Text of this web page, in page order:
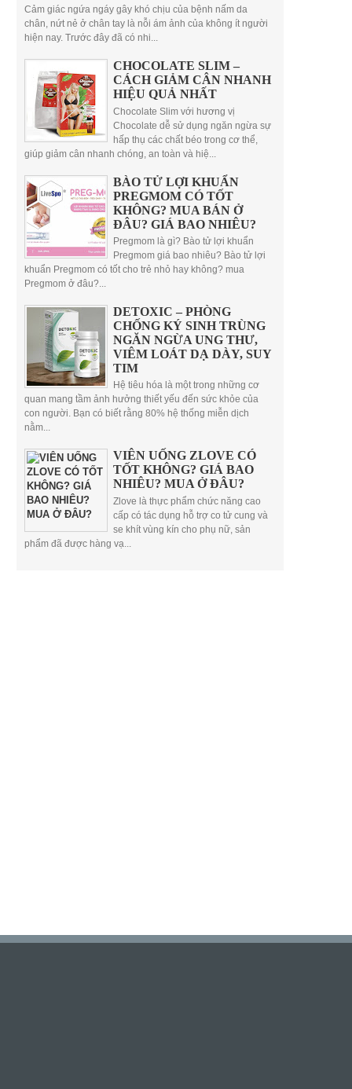
Cảm giác ngứa ngáy gây khó chịu của bệnh nấm da
chân, nứt nẻ ở chân tay là nỗi ám ảnh của không ít người
hiện nay. Trước đây đã có nhi...
CHOCOLATE SLIM –
CÁCH GIẢM CÂN NHANH
HIỆU QUẢ NHẤT
Chocolate Slim với hương vị
Chocolate dễ sử dụng ngăn ngừa sự
hấp thụ các chất béo trong cơ thể,
giúp giảm cân nhanh chóng, an toàn và hiệ...
BÀO TỬ LỢI KHUẨN
PREGMOM CÓ TỐT
KHÔNG? MUA BÁN Ở
ĐÂU? GIÁ BAO NHIÊU?
Pregmom là gì? Bào tử lợi khuẩn
Pregmom giá bao nhiêu? Bào tử lợi
khuẩn Pregmom có tốt cho trẻ nhỏ hay không? mua
Pregmom ở đâu?...
DETOXIC – PHÒNG
CHỐNG KÝ SINH TRÙNG
NGĂN NGỪA UNG THƯ,
VIÊM LOÁT DẠ DÀY, SUY
TIM
Hệ tiêu hóa là một trong những cơ
quan mang tầm ảnh hưởng thiết yếu đến sức khỏe của
con người. Bạn có biết rằng 80% hệ thống miễn dịch
nằm...
VIÊN UỐNG ZLOVE CÓ
TỐT KHÔNG? GIÁ BAO
NHIÊU? MUA Ở ĐÂU?
Zlove là thực phẩm chức năng cao
cấp có tác dụng hỗ trợ co tử cung và
se khít vùng kín cho phụ nữ, sản
phẩm đã được hàng vạ...